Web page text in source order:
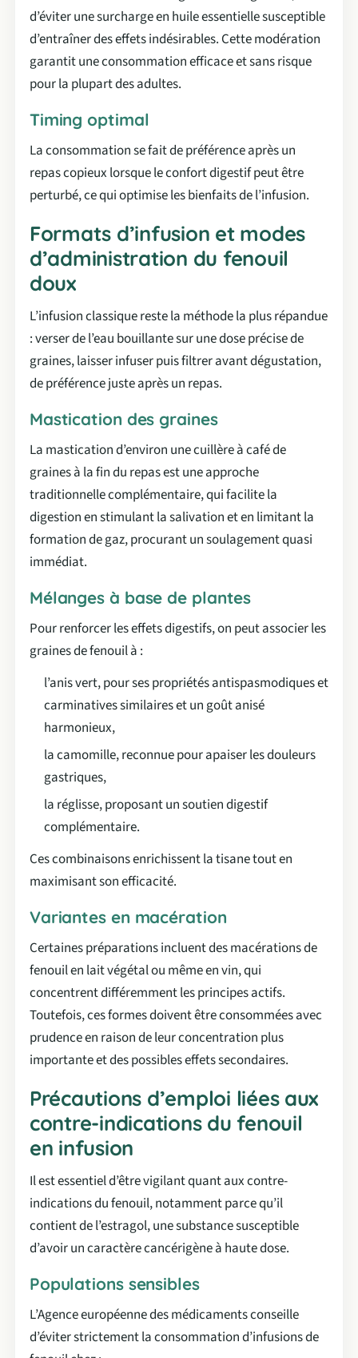
d’éviter une surcharge en huile essentielle susceptible
d’entraîner des effets indésirables. Cette modération
garantit une consommation efficace et sans risque
pour la plupart des adultes.
Timing optimal
La consommation se fait de préférence après un
repas copieux lorsque le confort digestif peut être
perturbé, ce qui optimise les bienfaits de l’infusion.
Formats d’infusion et modes
d’administration du fenouil
doux
L’infusion classique reste la méthode la plus répandue
: verser de l’eau bouillante sur une dose précise de
graines, laisser infuser puis filtrer avant dégustation,
de préférence juste après un repas.
Mastication des graines
La mastication d’environ une cuillère à café de
graines à la fin du repas est une approche
traditionnelle complémentaire, qui facilite la
digestion en stimulant la salivation et en limitant la
formation de gaz, procurant un soulagement quasi
immédiat.
Mélanges à base de plantes
Pour renforcer les effets digestifs, on peut associer les
graines de fenouil à :
l’anis vert, pour ses propriétés antispasmodiques et
carminatives similaires et un goût anisé
harmonieux,
la camomille, reconnue pour apaiser les douleurs
gastriques,
la réglisse, proposant un soutien digestif
complémentaire.
Ces combinaisons enrichissent la tisane tout en
maximisant son efficacité.
Variantes en macération
Certaines préparations incluent des macérations de
fenouil en lait végétal ou même en vin, qui
concentrent différemment les principes actifs.
Toutefois, ces formes doivent être consommées avec
prudence en raison de leur concentration plus
importante et des possibles effets secondaires.
Précautions d’emploi liées aux
contre-indications du fenouil
en infusion
Il est essentiel d’être vigilant quant aux contre-
indications du fenouil, notamment parce qu’il
contient de l’estragol, une substance susceptible
d’avoir un caractère cancérigène à haute dose.
Populations sensibles
L’Agence européenne des médicaments conseille
d’éviter strictement la consommation d’infusions de